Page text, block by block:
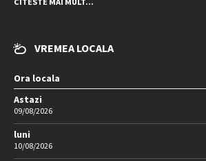
VREMEA LOCALA
Ora locala
Astazi
09/08/2026
luni
10/08/2026